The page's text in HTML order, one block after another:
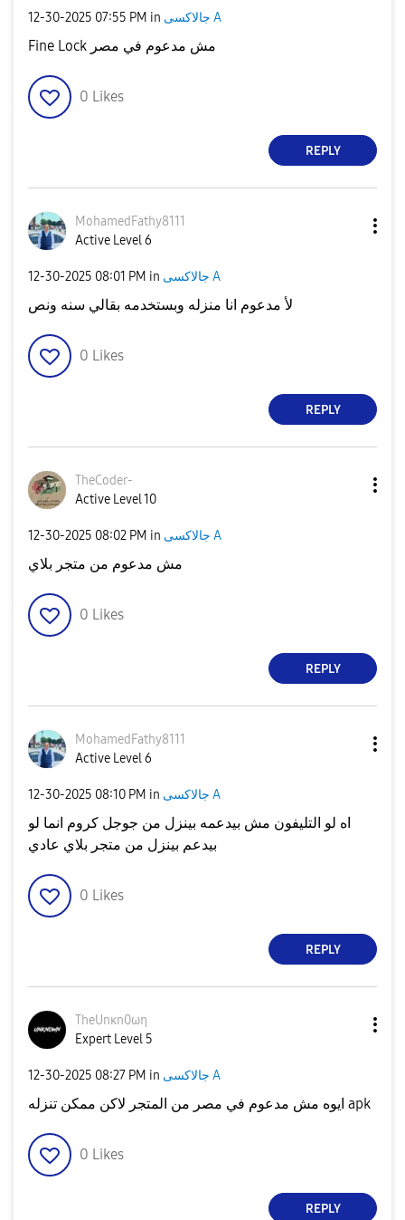
‎12-30-2025 07:55 PM in جالاكسى A
Fine Lock مش مدعوم في مصر
0 Likes
REPLY
MohamedFathy8111
Active Level 6
‎12-30-2025 08:01 PM in جالاكسى A
لأ مدعوم انا منزله وبستخدمه بقالي سنه ونص
0 Likes
REPLY
TheCoder-
Active Level 10
‎12-30-2025 08:02 PM in جالاكسى A
مش مدعوم من متجر بلاي
0 Likes
REPLY
MohamedFathy8111
Active Level 6
‎12-30-2025 08:10 PM in جالاكسى A
اه لو التليفون مش بيدعمه بينزل من جوجل كروم انما لو
بيدعم بينزل من متجر بلاي عادي
0 Likes
REPLY
TheUnκn0ωη
Expert Level 5
‎12-30-2025 08:27 PM in جالاكسى A
ايوه مش مدعوم في مصر من المتجر لاكن ممكن تنزله apk
0 Likes
REPLY